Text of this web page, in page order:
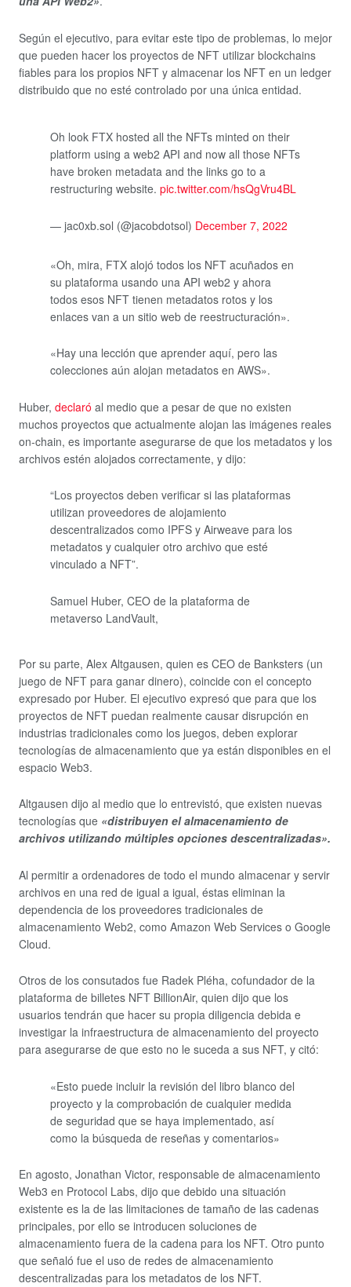
Según el ejecutivo, para evitar este tipo de problemas, lo mejor
que pueden hacer los proyectos de NFT utilizar blockchains
fiables para los propios NFT y almacenar los NFT en un ledger
distribuido que no esté controlado por una única entidad.
Oh look FTX hosted all the NFTs minted on their
platform using a web2 API and now all those NFTs
have broken metadata and the links go to a
restructuring website. pic.twitter.com/hsQgVru4BL
— jac0xb.sol (@jacobdotsol) December 7, 2022
«Oh, mira, FTX alojó todos los NFT acuñados en
su plataforma usando una API web2 y ahora
todos esos NFT tienen metadatos rotos y los
enlaces van a un sitio web de reestructuración».
«Hay una lección que aprender aquí, pero las
colecciones aún alojan metadatos en AWS».
Huber, declaró al medio que a pesar de que no existen
muchos proyectos que actualmente alojan las imágenes reales
on-chain, es importante asegurarse de que los metadatos y los
archivos estén alojados correctamente, y dijo:
“Los proyectos deben verificar si las plataformas
utilizan proveedores de alojamiento
descentralizados como IPFS y Airweave para los
metadatos y cualquier otro archivo que esté
vinculado a NFT”.
Samuel Huber, CEO de la plataforma de
metaverso LandVault,
Por su parte, Alex Altgausen, quien es CEO de Banksters (un
juego de NFT para ganar dinero), coincide con el concepto
expresado por Huber. El ejecutivo expresó que para que los
proyectos de NFT puedan realmente causar disrupción en
industrias tradicionales como los juegos, deben explorar
tecnologías de almacenamiento que ya están disponibles en el
espacio Web3.
Altgausen dijo al medio que lo entrevistó, que existen nuevas
tecnologías que «distribuyen el almacenamiento de
archivos utilizando múltiples opciones descentralizadas».
Al permitir a ordenadores de todo el mundo almacenar y servir
archivos en una red de igual a igual, éstas eliminan la
dependencia de los proveedores tradicionales de
almacenamiento Web2, como Amazon Web Services o Google
Cloud.
Otros de los consutados fue Radek Pléha, cofundador de la
plataforma de billetes NFT BillionAir, quien dijo que los
usuarios tendrán que hacer su propia diligencia debida e
investigar la infraestructura de almacenamiento del proyecto
para asegurarse de que esto no le suceda a sus NFT, y citó:
«Esto puede incluir la revisión del libro blanco del
proyecto y la comprobación de cualquier medida
de seguridad que se haya implementado, así
como la búsqueda de reseñas y comentarios»
En agosto, Jonathan Victor, responsable de almacenamiento
Web3 en Protocol Labs, dijo que debido una situación
existente es la de las limitaciones de tamaño de las cadenas
principales, por ello se introducen soluciones de
almacenamiento fuera de la cadena para los NFT. Otro punto
que señaló fue el uso de redes de almacenamiento
descentralizadas para los metadatos de los NFT.